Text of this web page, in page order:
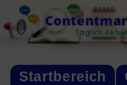
Skip
to
content
Täglich
Startbereich